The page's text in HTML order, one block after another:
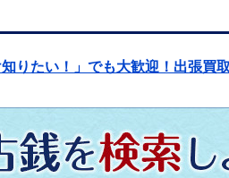
知りたい！」でも大歓迎！出張買